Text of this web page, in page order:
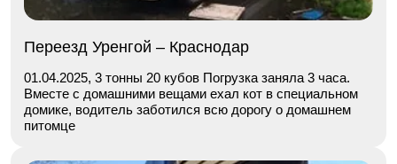
Переезд Уренгой – Краснодар
01.04.2025, 3 тонны 20 кубов Погрузка заняла 3 часа.
Вместе с домашними вещами ехал кот в специальном
домике, водитель заботился всю дорогу о домашнем
питомце